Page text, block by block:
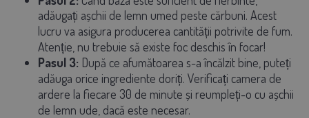
adăugați așchii de lemn umed peste cărbuni. Acest
lucru va asigura producerea cantității potrivite de fum.
Atenție, nu trebuie să existe foc deschis în focar!
Pasul 3: După ce afumătoarea s-a încălzit bine, puteți
adăuga orice ingrediente doriți. Verificați camera de
ardere la fiecare 30 de minute și reumpleți-o cu așchii
de lemn ude, dacă este necesar.